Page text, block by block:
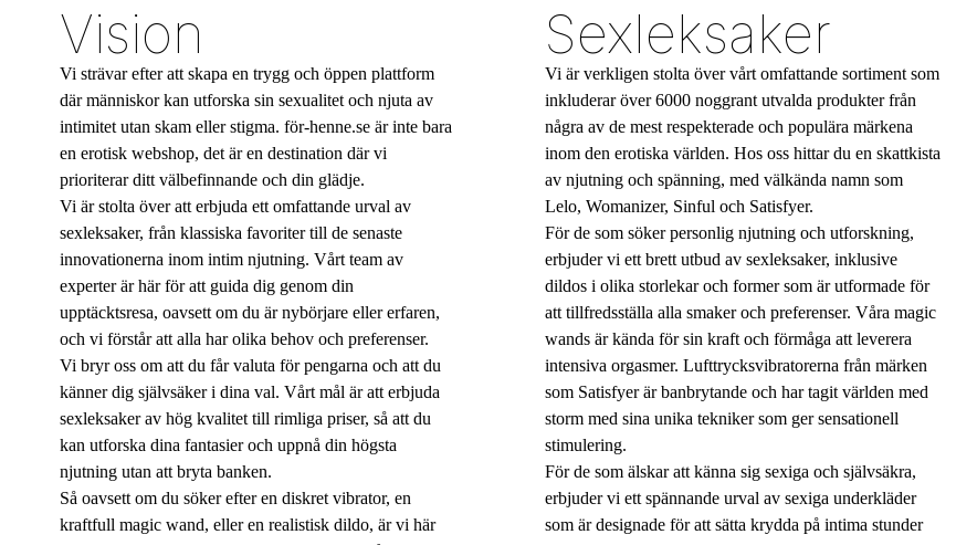
Vision
Vi strävar efter att skapa en trygg och öppen plattform
där människor kan utforska sin sexualitet och njuta av
intimitet utan skam eller stigma. för-henne.se är inte bara
en erotisk webshop, det är en destination där vi
prioriterar ditt välbefinnande och din glädje.
Vi är stolta över att erbjuda ett omfattande urval av
sexleksaker, från klassiska favoriter till de senaste
innovationerna inom intim njutning. Vårt team av
experter är här för att guida dig genom din
upptäcktsresa, oavsett om du är nybörjare eller erfaren,
och vi förstår att alla har olika behov och preferenser.
Vi bryr oss om att du får valuta för pengarna och att du
känner dig självsäker i dina val. Vårt mål är att erbjuda
sexleksaker av hög kvalitet till rimliga priser, så att du
kan utforska dina fantasier och uppnå din högsta
njutning utan att bryta banken.
Så oavsett om du söker efter en diskret vibrator, en
kraftfull magic wand, eller en realistisk dildo, är vi här
Sexleksaker
Vi är verkligen stolta över vårt omfattande sortiment som
inkluderar över 6000 noggrant utvalda produkter från
några av de mest respekterade och populära märkena
inom den erotiska världen. Hos oss hittar du en skattkista
av njutning och spänning, med välkända namn som
Lelo, Womanizer, Sinful och Satisfyer.
För de som söker personlig njutning och utforskning,
erbjuder vi ett brett utbud av sexleksaker, inklusive
dildos i olika storlekar och former som är utformade för
att tillfredsställa alla smaker och preferenser. Våra magic
wands är kända för sin kraft och förmåga att leverera
intensiva orgasmer. Lufttrycksvibratorerna från märken
som Satisfyer är banbrytande och har tagit världen med
storm med sina unika tekniker som ger sensationell
stimulering.
För de som älskar att känna sig sexiga och självsäkra,
erbjuder vi ett spännande urval av sexiga underkläder
som är designade för att sätta krydda på intima stunder